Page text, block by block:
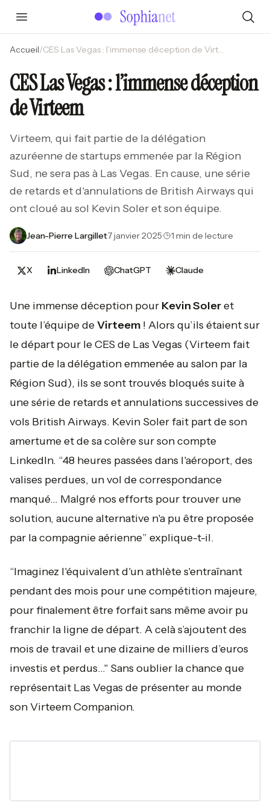
Accueil/ CES Las Vegas : l’immense déception de Virteem
CES Las Vegas : l’immense déception
de Virteem
Virteem, qui fait partie de la délégation
azuréenne de startups emmenée par la Région
Sud, ne sera pas à Las Vegas. En cause, une série
de retards et d'annulations de British Airways qui
ont cloué au sol Kevin Soler et son équipe.
Jean-Pierre Largillet·7 janvier 2025· 1 min de lecture
X LinkedIn ChatGPT Claude
Une immense déception pour Kevin Soleret
toute l’équipe deVirteem ! Alors qu’ils étaient sur
le départ pour le CES de Las Vegas (Virteem fait
partie de la délégation emmenée au salon par la
Région Sud), ils se sont trouvés bloqués suite à
une série de retards et annulations successives de
vols British Airways. Kevin Soler fait part de son
amertume et de sa colère sur son compte
LinkedIn. “48 heures passées dans l'aéroport, des
valises perdues, un vol de correspondance
manqué... Malgré nos efforts pour trouver une
solution, aucune alternative n'a pu être proposée
par la compagnie aérienne” explique-t-il.
“Imaginez l'équivalent d'un athlète s'entraînant
pendant des mois pour une compétition majeure,
pour finalement être forfait sans même avoir pu
franchir la ligne de départ. A celà s’ajoutent des
mois de travail et une dizaine de milliers d’euros
investis et perdus…" Sans oublier la chance que
représentait Las Vegas de présenter au monde
son Virteem Companion.